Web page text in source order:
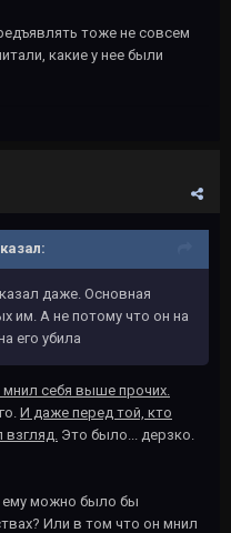
тоже не совсем
какие у нее были
даже. Основная
им. А не потому что он на
его убила
себя выше прочих.
И даже перед той, кто
взгляд. Это было... дерзко.
ему можно было бы
Или в том что он мнил